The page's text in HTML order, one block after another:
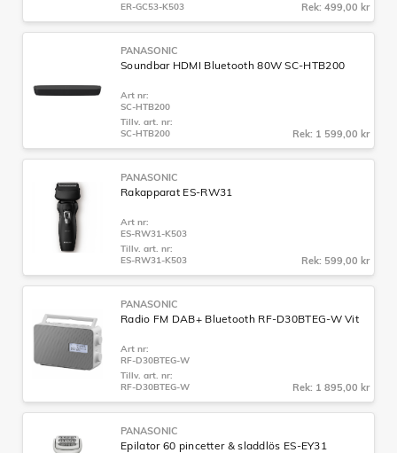
ER-GC53-K503
Rek: 499,00 kr
PANASONIC
Soundbar HDMI Bluetooth 80W SC-HTB200
Art nr:
SC-HTB200
Tillv. art. nr:
SC-HTB200
Rek: 1 599,00 kr
PANASONIC
Rakapparat ES-RW31
Art nr:
ES-RW31-K503
Tillv. art. nr:
ES-RW31-K503
Rek: 599,00 kr
PANASONIC
Radio FM DAB+ Bluetooth RF-D30BTEG-W Vit
Art nr:
RF-D30BTEG-W
Tillv. art. nr:
RF-D30BTEG-W
Rek: 1 895,00 kr
PANASONIC
Epilator 60 pincetter & sladdlös ES-EY31